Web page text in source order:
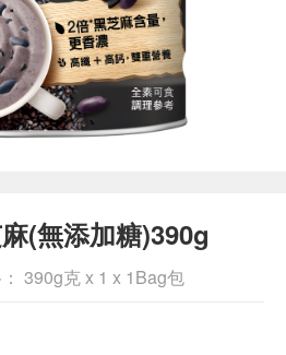
(無添加糖)390g
390g克 x 1 x 1Bag包